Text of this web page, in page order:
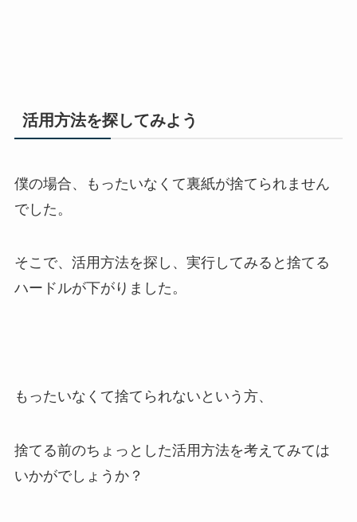
活用方法を探してみよう
僕の場合、もったいなくて裏紙が捨てられません
でした。
そこで、活用方法を探し、実行してみると捨てる
ハードルが下がりました。
もったいなくて捨てられないという方、
捨てる前のちょっとした活用方法を考えてみては
いかがでしょうか？